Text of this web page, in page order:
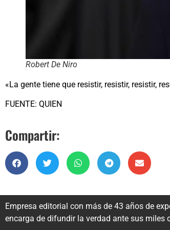
Robert De Niro
«La gente tiene que resistir, resistir, resistir,
FUENTE: QUIEN
Compartir:
Empresa editorial con más de 43 años de
encarga de difundir la verdad ante sus miles